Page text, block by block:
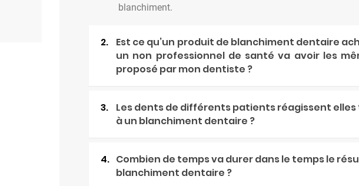
blanchiment.
2.
Est ce qu’un produit de blanchiment dentaire
un non professionnel de santé va avoir les
proposé par mon dentiste ?
3.
Les dents de différents patients réagissent
à un blanchiment dentaire ?
4. Combien de temps va durer dans le temps le
blanchiment dentaire ?